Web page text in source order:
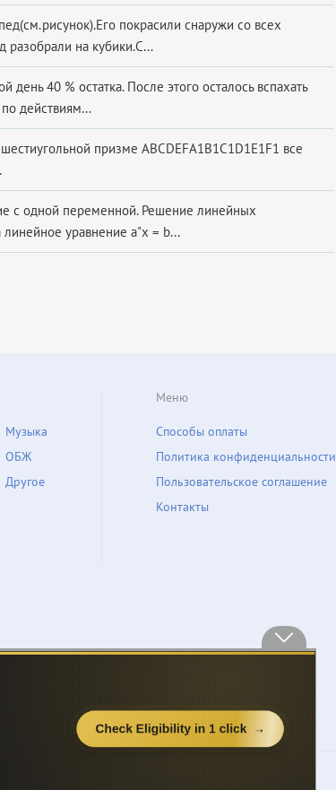
покрасили снаружи со всех
разобрали на кубики.С...
40 % остатка. После этого осталось вспахать
действиям...
призме ABCDEFA1B1C1D1E1F1 все
с одной переменной. Решение линейных
уравнение а"х = b...
Музыка
ОБЖ
Другое
Меню
Способы оплаты
Политика конфиденциальности
Пользовательское соглашение
Контакты